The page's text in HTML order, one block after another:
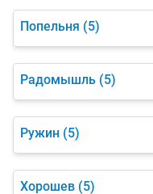
Попельня (5)
Радомышль (5)
Ружин (5)
Хорошев (5)